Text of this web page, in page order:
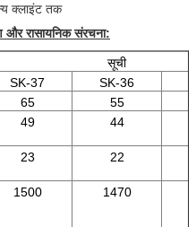
क्लाइंट तक
और रासायनिक संरचना:
सूची
SK-37 SK-36
65
55
49 44
23 22
1500 1470